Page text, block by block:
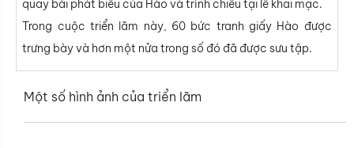
quay bài phát biểu của Hào và trình chiếu tại lễ khai mạc.
Trong cuộc triển lãm này, 60 bức tranh giấy Hào được
trưng bày và hơn một nửa trong số đó đã được sưu tập.
Một số hình ảnh của triển lãm